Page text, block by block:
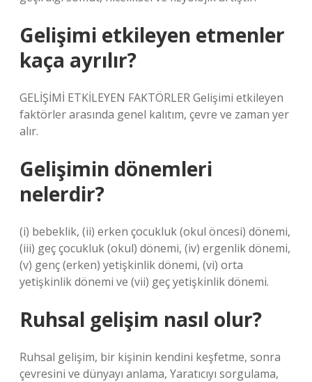
Gelişimi etkileyen etmenler
kaça ayrılır?
GELİŞİMİ ETKİLEYEN FAKTÖRLER Gelişimi etkileyen
faktörler arasında genel kalıtım, çevre ve zaman yer
alır.
Gelişimin dönemleri
nelerdir?
(i) bebeklik, (ii) erken çocukluk (okul öncesi) dönemi,
(iii) geç çocukluk (okul) dönemi, (iv) ergenlik dönemi,
(v) genç (erken) yetişkinlik dönemi, (vi) orta
yetişkinlik dönemi ve (vii) geç yetişkinlik dönemi.
Ruhsal gelişim nasıl olur?
Ruhsal gelişim, bir kişinin kendini keşfetme, sonra
çevresini ve dünyayı anlama, Yaratıcıyı sorgulama,